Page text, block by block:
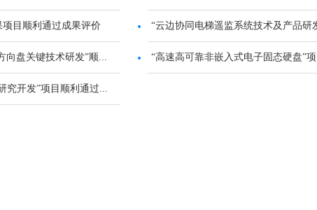
目顺利通过成果评价 “云边协同电梯遥监系统技术及产品研
向盘关键技术研发”顺... “高速高可靠非嵌入式电子固态硬盘”
究开发”项目顺利通过...